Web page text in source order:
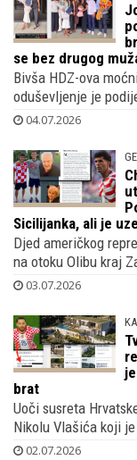
se bez drugog
Bivša HDZ-ova
oduševljenje je
04.07.2026
Sicilijanka, ali je
Djed američkog
na otoku Olibu kraj
03.07.2026
brat
Uoči susreta
Nikolu Vlašića koji
02.07.2026